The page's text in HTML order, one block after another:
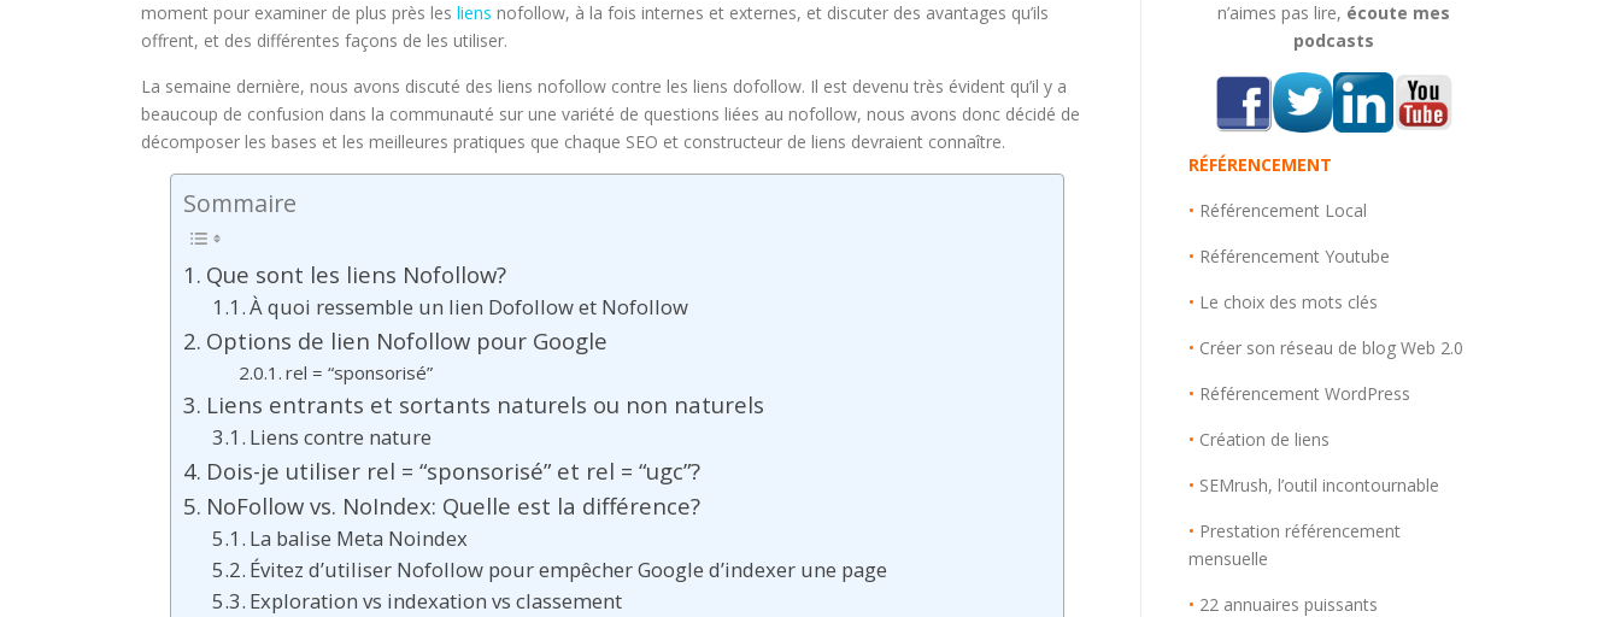
moment pour examiner de plus près les liens nofollow, à la fois internes et externes, et discuter des avantages qu’ils
offrent, et des différentes façons de les utiliser.
La semaine dernière, nous avons discuté des liens nofollow contre les liens dofollow. Il est devenu très évident qu’il y a
beaucoup de confusion dans la communauté sur une variété de questions liées au nofollow, nous avons donc décidé de
décomposer les bases et les meilleures pratiques que chaque SEO et constructeur de liens devraient connaître.
Sommaire
Que sont les liens Nofollow?
À quoi ressemble un lien Dofollow et Nofollow
Options de lien Nofollow pour Google
rel = “sponsorisé”
Liens entrants et sortants naturels ou non naturels
Liens contre nature
Dois-je utiliser rel = “sponsorisé” et rel = “ugc”?
NoFollow vs. NoIndex: Quelle est la différence?
La balise Meta Noindex
Évitez d’utiliser Nofollow pour empêcher Google d’indexer une page
Exploration vs indexation vs classement
n’aimes pas lire, écoute mes
podcasts
RÉFÉRENCEMENT
• Référencement Local
• Référencement Youtube
• Le choix des mots clés
• Créer son réseau de blog Web 2.0
• Référencement WordPress
• Création de liens
• SEMrush, l’outil incontournable
• Prestation référencement
mensuelle
• 22 annuaires puissants